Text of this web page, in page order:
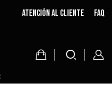
Atención al cliente FAQ